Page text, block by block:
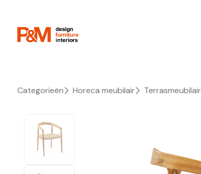
Categorieën Horeca meubilair Terrasmeubilair